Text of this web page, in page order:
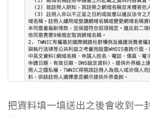
把資料填一填送出之後會收到一